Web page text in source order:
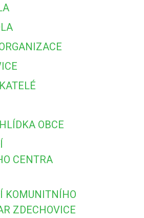
OBCE
CENTRA
KOMUNITNÍHO
ZDECHOVICE